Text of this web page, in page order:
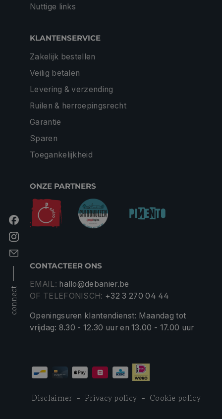
connect
Nuttige links
KLANTENSERVICE
Zakelijk bestellen
Veilig betalen
Levering & verzending
Ruilen & herroepingsrecht
Garantie
Sparen
Toegankelijkheid
ONZE PARTNERS
CONTACTEER ONS
EMAIL: hallo@debanier.be
OF TELEFONISCH: +32 3 270 04 44
Openingsuren klantendienst: Maandag tot
vrijdag: 8.30 - 12.30 uur en 13.00 - 17.00 uur
Disclaimer Privacy policy Cookie policy